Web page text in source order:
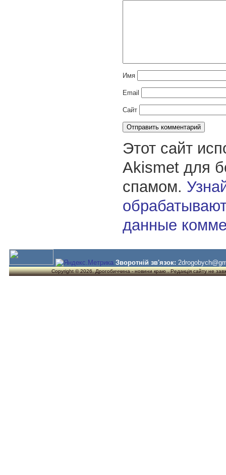
Имя
Email
Сайт
Этот сайт
Akismet для
спамом.
данные
Зворотній зв'язок:
Copyright © 2026. Дрогобиччина - новини краю . Редакція сайту не